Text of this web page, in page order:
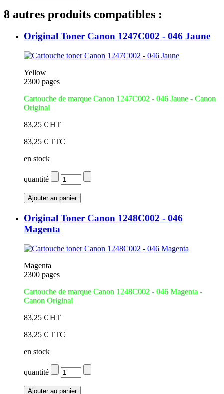
8 autres produits compatibles :
Original Toner Canon 1247C002 - 046 Jaune
Yellow
2300 pages
Cartouche de marque Canon 1247C002 - 046 Jaune - Canon
Original
83,25 € HT
83,25 € TTC
en stock
quantité
Original Toner Canon 1248C002 - 046
Magenta
Magenta
2300 pages
Cartouche de marque Canon 1248C002 - 046 Magenta -
Canon Original
83,25 € HT
83,25 € TTC
en stock
quantité